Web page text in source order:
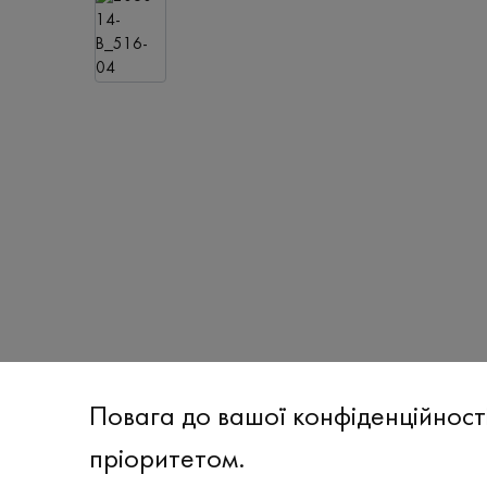
Повага до вашої
пріоритетом.